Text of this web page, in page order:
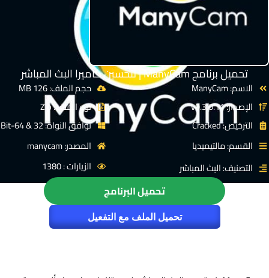
تحميل برنامج ManyCam | لتحسين كاميرا البث المباشر
الاسم: ManyCam
الإصدار: v9.3.0.11
الترخيص: Cracked
القسم: مالتيميديا
التصنيف: البث المباشر
حجم الملف: 126 MB
نوع الملف: Zip
توافق النواة: 32 & 64-Bit
المصدر: manycam
الزيارات : 1380
تحميل البرنامج
تحميل الملف مع التفعيل